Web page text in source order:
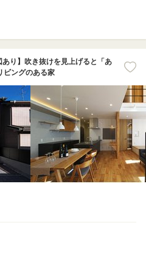
あり】吹き抜けを見上げると「あ
ビングのある家